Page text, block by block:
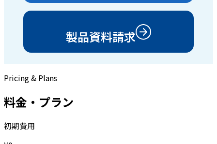
製品資料請求
Pricing & Plans
料金・プラン
初期費用